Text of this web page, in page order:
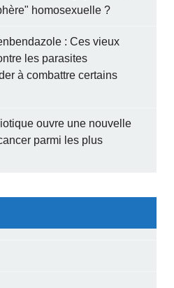
homosexuelle ?
: Ces vieux
les parasites
à combattre certains
ouvre une nouvelle
parmi les plus